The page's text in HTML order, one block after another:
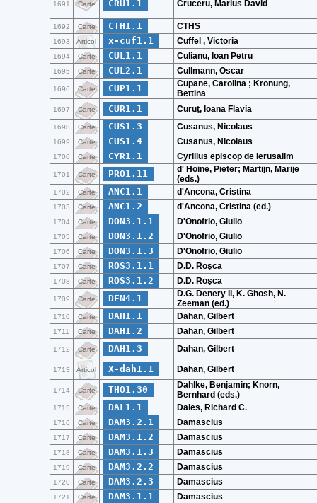
1691 Carte CRU1.1 Cruceru, Marius David
1692 Carte CTH1.1 CTHS
1693 Articol x-cuf1.1 Cuffel , Victoria
1694 Carte CUL1.1 Culianu, Ioan Petru
1695 Carte CUL2.1 Cullmann, Oscar
1696 Carte CUP1.1
Cupane, Carolina ; Kronung,
Bettina
1697 Carte CUR1.1 Curuţ, Ioana Flavia
1698 Carte CUS1.3 Cusanus, Nicolaus
1699 Carte CUS1.4 Cusanus, Nicolaus
1700 Carte CYR1.1 Cyrillus episcop de Ierusalim
1701 Carte PRO1.11
d' Hoine, Pieter; Martijn, Marije
(eds.)
1702 Carte ANC1.1 d'Ancona, Cristina
1703 Carte ANC1.2 d'Ancona, Cristina (ed.)
1704 Carte DON3.1.1 D'Onofrio, Giulio
1705 Carte DON3.1.2 D'Onofrio, Giulio
1706 Carte DON3.1.3 D'Onofrio, Giulio
1707 Carte ROS3.1.1 D.D. Roşca
1708 Carte ROS3.1.2 D.D. Roşca
1709 Carte DEN4.1
D.G. Denery II, K. Ghosh, N.
Zeeman (ed.)
1710 Carte DAH1.1 Dahan, Gilbert
1711 Carte DAH1.2 Dahan, Gilbert
1712 Carte DAH1.3 Dahan, Gilbert
1713 Articol X-dah1.1 Dahan, Gilbert
1714 Carte THO1.30
Dahlke, Benjamin; Knorn,
Bernhard (eds.)
1715 Carte DAL1.1 Dales, Richard C.
1716 Carte DAM3.2.1 Damascius
1717 Carte DAM3.1.2 Damascius
1718 Carte DAM3.1.3 Damascius
1719 Carte DAM3.2.2 Damascius
1720 Carte DAM3.2.3 Damascius
1721 Carte DAM3.1.1 Damascius